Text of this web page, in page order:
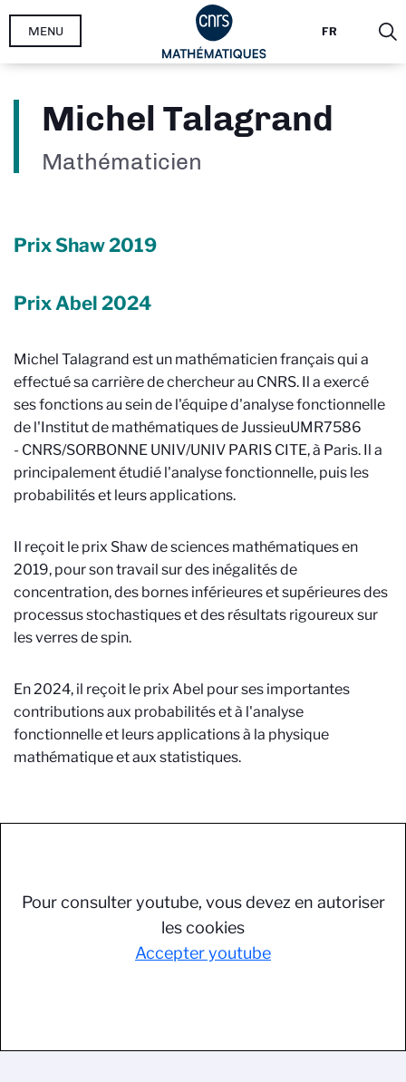
Aller
FR
MENU
Michel Talagrand
Mathématicien
Prix Shaw 2019
Prix Abel 2024
Michel Talagrand est un mathématicien françaisqui a
effectué sa carrière de chercheur au CNRS. Il a exercé
ses fonctions au sein de l'équipe d'analyse fonctionnelle
de l'Institut de mathématiques de JussieuUMR7586
- CNRS/SORBONNE UNIV/UNIV PARIS CITE, à Paris. Il a
principalement étudié l'analyse fonctionnelle, puis les
probabilités et leurs applications.
Il reçoit le prix Shaw de sciences mathématiques en
2019, pour son travail sur des inégalités de
concentration, des bornes inférieures et supérieures des
processus stochastiques et des résultats rigoureux sur
les verres de spin.
En 2024, il reçoit le prix Abel pour ses importantes
contributions aux probabilités et à l'analyse
fonctionnelle et leurs applications à la physique
mathématique et aux statistiques.
Pour consulter youtube, vous devez en autoriser
les cookies
Accepter youtube